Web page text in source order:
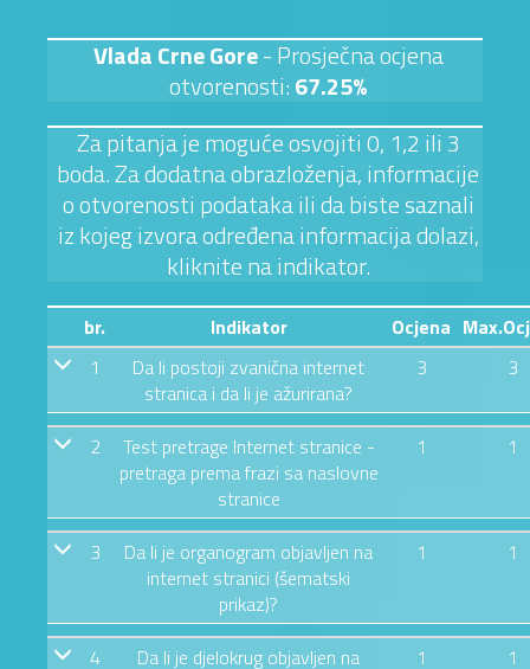
Vlada Crne Gore- Prosječna ocjena
otvorenosti:67.25%
Za pitanja je moguće osvojiti 0, 1,2 ili 3
boda. Za dodatna obrazloženja, informacije
o otvorenosti podataka ili da biste saznali
iz kojeg izvora određena informacija dolazi,
kliknite na indikator.
br. Indikator Ocjena
1
Da li postoji zvanična internet
stranica i da li je ažurirana?
3 3
2
Test pretrage Internet stranice -
pretraga prema frazi sa naslovne
stranice
1 1
3
Da li je organogram objavljen na
internet stranici (šematski
prikaz)?
1 1
4
Da li je djelokrug objavljen na
1 1